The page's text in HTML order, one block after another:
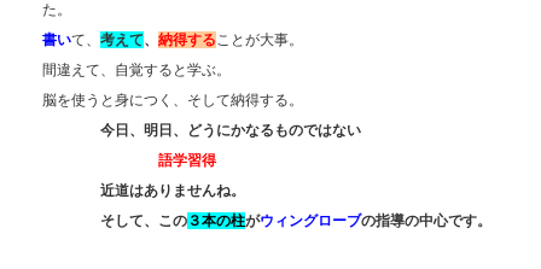
た。
書いて、 考えて、 納得することが大事。
間違えて、自覚すると学ぶ。
脳を使うと身につく、そして納得する。
今日、明日、どうにかなるものではない
語学習得
近道はありませんね。
そして、この ３本の柱がウィングローブの指導の中心です。